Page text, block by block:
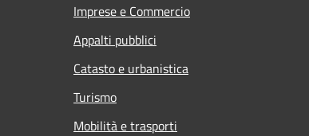
Imprese e Commercio
Appalti pubblici
Catasto e urbanistica
Turismo
Mobilità e trasporti